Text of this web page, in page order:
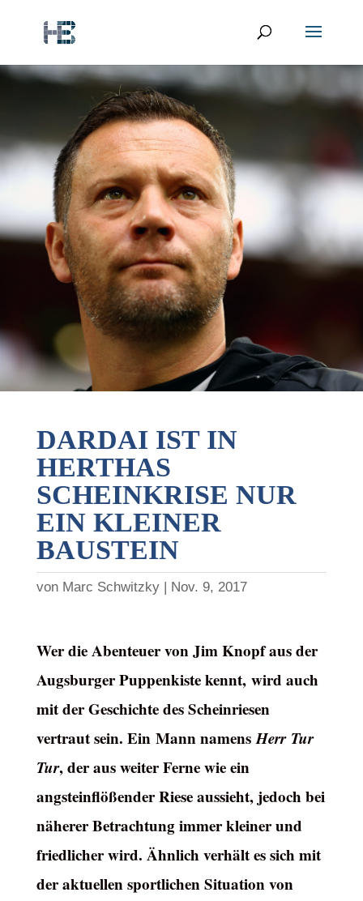
DARDAI IST IN
HERTHAS
SCHEINKRISE NUR
EIN KLEINER
BAUSTEIN
von Marc Schwitzky Nov. 9, 2017
Wer die Abenteuer von Jim Knopf aus der
Augsburger Puppenkiste kennt, wird auch
mit der Geschichte des Scheinriesen
vertraut sein. Ein Mann namensHerr Tur
Tur, der aus weiter Ferne wie ein
angsteinflößender Riese aussieht, jedoch bei
näherer Betrachtung immer kleiner und
friedlicher wird. Ähnlich verhält es sich mit
der aktuellen sportlichen Situation von